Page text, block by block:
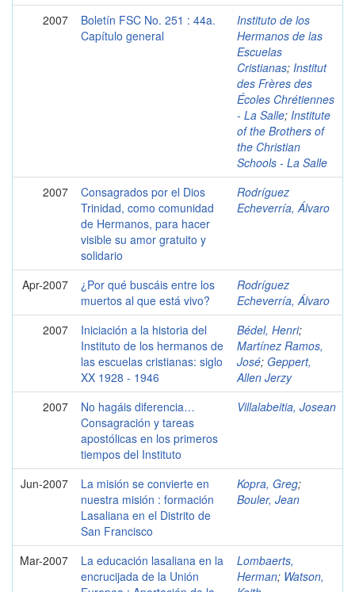
2007
Boletín FSC No. 251 : 44a.
Capítulo general
Instituto de los
Hermanos de las
Escuelas
Cristianas; Institut
des Frères des
Écoles Chrétiennes
- La Salle; Institute
of the Brothers of
the Christian
Schools - La Salle
2007
Consagrados por el Dios
Trinidad, como comunidad
de Hermanos, para hacer
visible su amor gratuito y
solidario
Rodríguez
Echeverría, Álvaro
Apr-2007
¿Por qué buscáis entre los
muertos al que está vivo?
Rodríguez
Echeverría, Álvaro
2007
Iniciación a la historia del
Instituto de los hermanos de
las escuelas cristianas: siglo
XX 1928 - 1946
Bédel, Henri;
Martínez Ramos,
José; Geppert,
Allen Jerzy
2007
No hagáis diferencia…
Consagración y tareas
apostólicas en los primeros
tiempos del Instituto
Villalabeitia, Josean
Jun-2007
La misión se convierte en
nuestra misión : formación
Lasaliana en el Distrito de
San Francisco
Kopra, Greg;
Bouler, Jean
Mar-2007
La educación lasaliana en la
encrucijada de la Unión
Lombaerts,
Herman; Watson,